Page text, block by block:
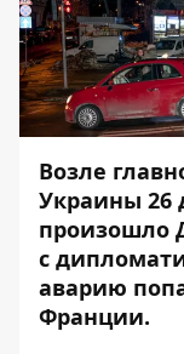
Возле
Украины 26
произошло
с
аварию
Франции.